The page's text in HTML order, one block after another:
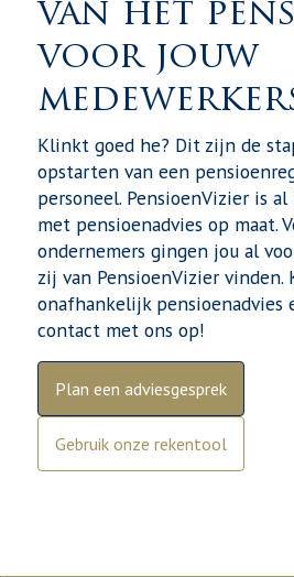
van het
voor jouw
Klinkt goed he? Dit zijn de
opstarten van een
personeel. PensioenVizier is
met pensioenadvies op maat.
ondernemers gingen jou al
zij van PensioenVizier vinden.
onafhankelijk pensioenadvies
contact met ons op!
Plan een adviesgesprek
Gebruik onze rekentool